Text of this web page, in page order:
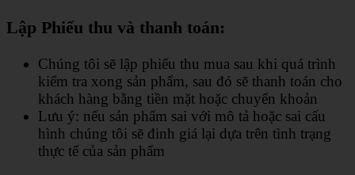
Lập Phiếu thu và thanh toán:
Chúng tôi sẽ lập phiếu thu mua sau khi quá trình
kiểm tra xong sản phẩm, sau đó sẽ thanh toán cho
khách hàng bằng tiền mặt hoặc chuyển khoản
Lưu ý: nếu sản phẩm sai với mô tả hoặc sai cấu
hình chúng tôi sẽ đinh giá lại dựa trên tình trạng
thực tế của sản phẩm